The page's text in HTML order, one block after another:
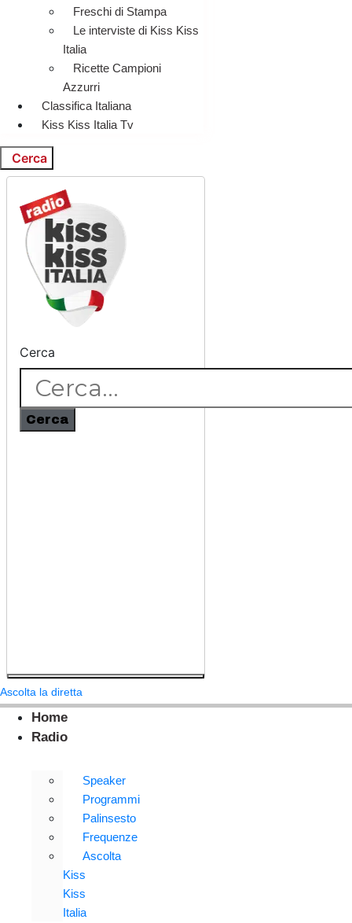
Freschi di Stampa
Le interviste di Kiss Kiss
Italia
Ricette Campioni
Azzurri
Classifica Italiana
Kiss Kiss Italia Tv
Cerca
Cerca
Cerca
Ascolta la diretta
Home
Radio
Speaker
Programmi
Palinsesto
Frequenze
Ascolta
Kiss
Kiss
Italia